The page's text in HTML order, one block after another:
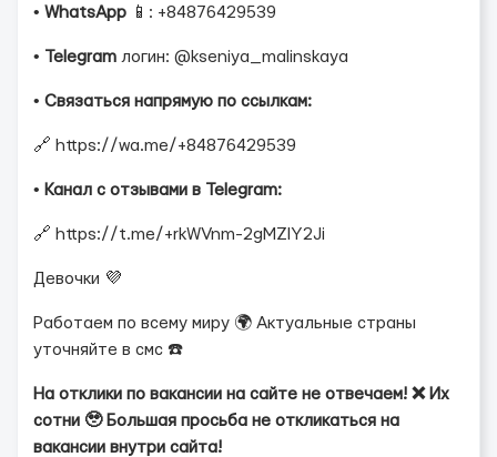
• WhatsApp 📱: +84876429539
• Telegram логин: @kseniya_malinskaya
• Связаться напрямую по ссылкам:
🔗 https://wa.me/+84876429539
• Канал с отзывами в Telegram:
🔗 https://t.me/+rkWVnm-2gMZlY2Ji
Девочки 💜
Работаем по всему миру 🌍 Актуальные страны
уточняйте в смс ☎️
На отклики по вакансии на сайте не отвечаем! ❌ Их
сотни 🥹 Большая просьба не откликаться на
вакансии внутри сайта!